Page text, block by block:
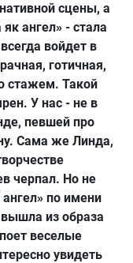
сцены, а
ангел» - стала
войдет в
готичная,
стажем. Такой
У нас - не в
певшей про
Сама же Линда,
черпал. Но не
по имени
из образа
веселые
увидеть